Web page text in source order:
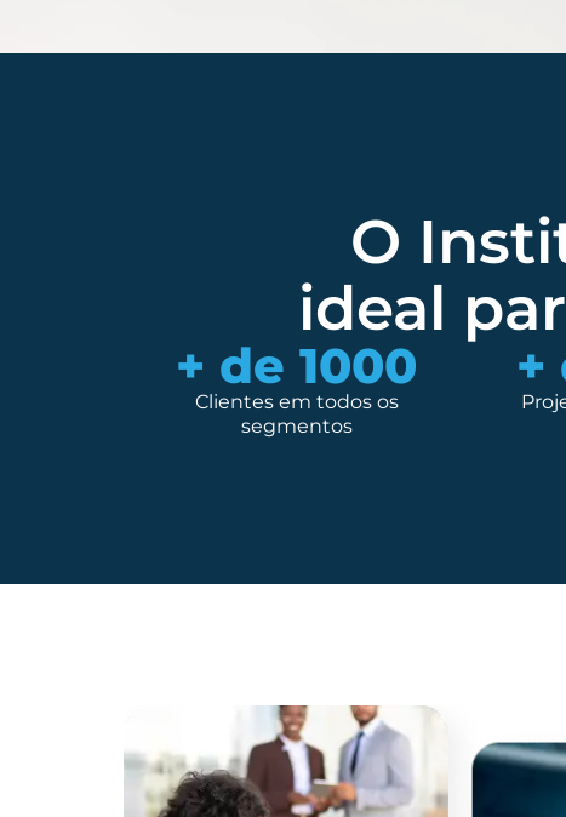
O
ideal
Clientes em todos os
segmentos
+ de 1000 +